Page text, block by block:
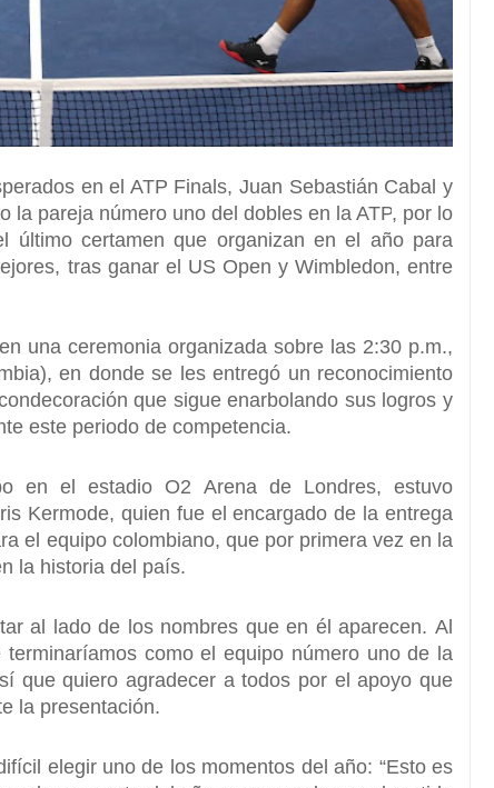
en el ATP Finals, Juan Sebastián Cabal y
la pareja número uno del dobles en la ATP, por lo
último certamen que organizan en el año para
tras ganar el US Open y Wimbledon, entre
una ceremonia organizada sobre las 2:30 p.m.,
en donde se les entregó un reconocimiento
que sigue enarbolando sus logros y
este periodo de competencia.
en el estadio O2 Arena de Londres, estuvo
Kermode, quien fue el encargado de la entrega
el equipo colombiano, que por primera vez en la
la historia del país.
al lado de los nombres que en él aparecen. Al
como el equipo número uno de la
que quiero agradecer a todos por el apoyo que
la presentación.
elegir uno de los momentos del año: “Esto es